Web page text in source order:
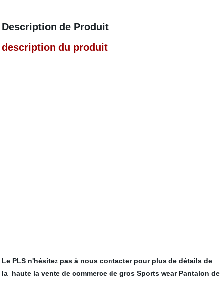
Description de Produit
description du produit
Le PLS n'hésitez pas à nous contacter pour plus de détails de
la haute la vente de commerce de gros Sports wear Pantalon de